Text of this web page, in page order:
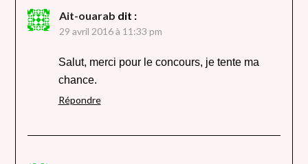
Ait-ouarab dit :
29 avril 2016 à 11:33 pm
Salut, merci pour le concours, je tente ma
chance.
Répondre